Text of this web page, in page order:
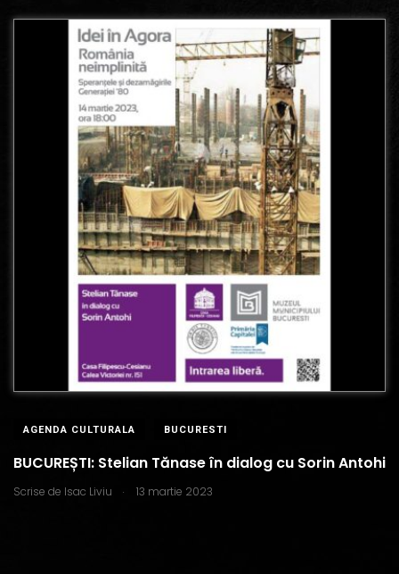
AGENDA CULTURALA BUCURESTI
BUCUREȘTI: Stelian Tănase în dialog cu Sorin Antohi
Scrise de Isac Liviu . 13 martie 2023